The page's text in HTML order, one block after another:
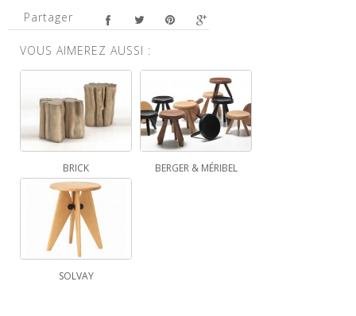
Partager
VOUS AIMEREZ AUSSI :
BRICK BERGER & MÉRIBEL
SOLVAY